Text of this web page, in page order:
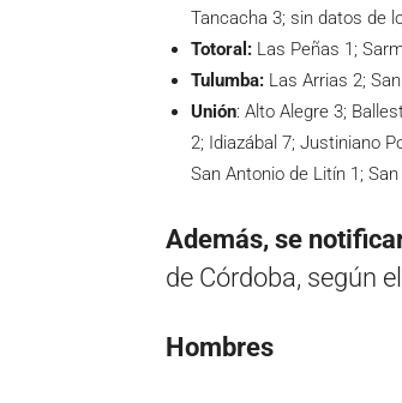
Tancacha 3; sin datos de
Totoral: Las Peñas 1;
Tulumba: Las Arrias 2;
Unión: Alto Alegre 3;
2; Idiazábal 7; Justiniano
San Antonio de Litín 1;
Además, se
de Córdoba, según
Hombres